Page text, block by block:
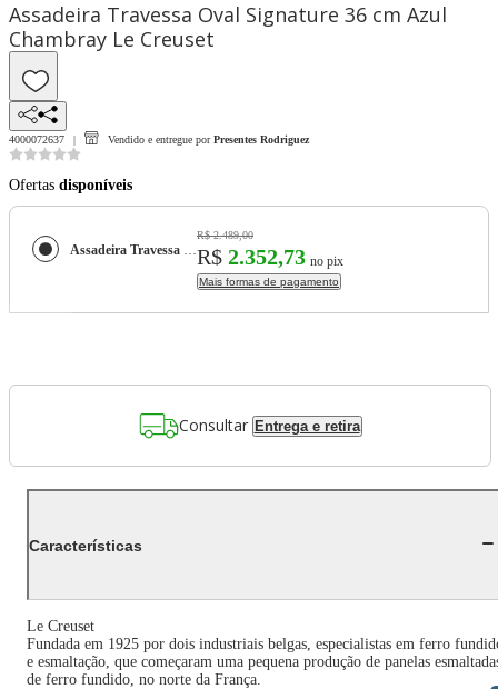
Assadeira Travessa Oval Signature 36 cm Azul
Chambray Le Creuset
4000072637 Vendido e entregue por Presentes Rodriguez
Ofertas disponíveis
Assadeira Travessa Oval Signature 36 cm Azul Chambray Le Creuset
R$ 2.489,00
R$ 2.352,73 no pix
Mais formas de pagamento
Consultar Entrega e retira
Características
Le Creuset
Fundada em 1925 por dois industriais belgas, especialistas em ferro
e esmaltação, que começaram uma pequena produção de panelas
de ferro fundido, no norte da França.